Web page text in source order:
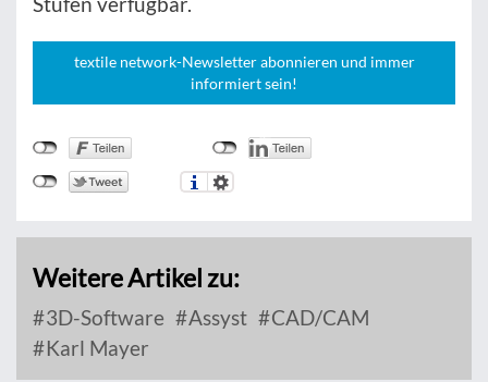
textile network-Newsletter abonnieren und immer
informiert sein!
Weitere Artikel zu:
3D-Software Assyst
CAD/CAM
Karl Mayer